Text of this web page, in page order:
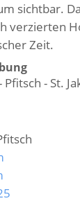
sichtbar.
verzierten
Zeit.
- St.